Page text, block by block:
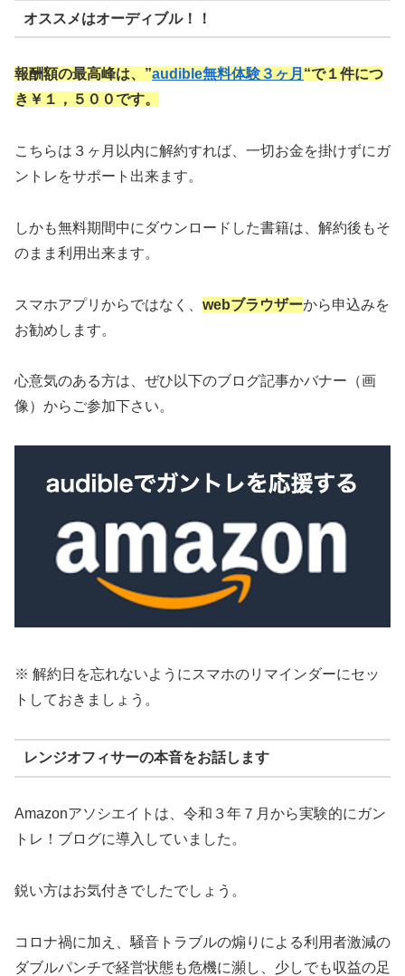
オススメはオーディブル！！
報酬額の最高峰は、”audible無料体験３ヶ月 “で１件につ
き￥１，５００です。
こちらは３ヶ月以内に解約すれば、一切お金を掛けずにガ
ントレをサポート出来ます。
しかも無料期間中にダウンロードした書籍は、解約後もそ
のまま利用出来ます。
スマホアプリからではなく、 webブラウザーから申込みを
お勧めします。
心意気のある方は、ぜひ以下のブログ記事かバナー（画
像）からご参加下さい。
※ 解約日を忘れないようにスマホのリマインダーにセッ
トしておきましょう。
レンジオフィサーの本音をお話します
Amazonアソシエイトは、令和３年７月から実験的にガン
トレ！ブログに導入していました。
鋭い方はお気付きでしたでしょう。
コロナ禍に加え、騒音トラブルの煽りによる利用者激減の
ダブルパンチで経営状態も危機に瀕し、少しでも収益の足